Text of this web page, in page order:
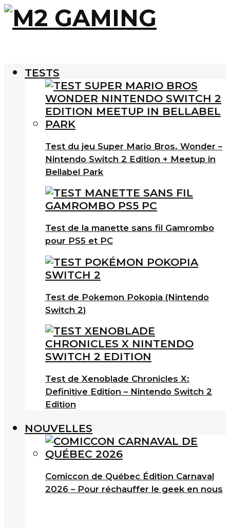
TESTS
Test du jeu Super Mario Bros. Wonder –
Nintendo Switch 2 Edition + Meetup in
Bellabel Park
Test de la manette sans fil Gamrombo
pour PS5 et PC
Test de Pokemon Pokopia (Nintendo
Switch 2)
Test de Xenoblade Chronicles X:
Definitive Edition – Nintendo Switch 2
Edition
NOUVELLES
Comiccon de Québec Édition Carnaval
2026 – Pour réchauffer le geek en nous